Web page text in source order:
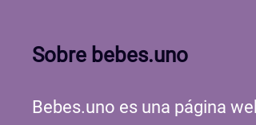
Sobre bebes.uno
Bebes.uno es una página